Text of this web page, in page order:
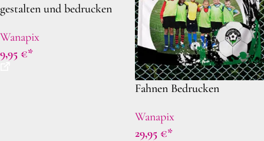
gestalten und bedrucken
Wanapix
9,95 €
Fahnen Bedrucken
Wanapix
29,95 €